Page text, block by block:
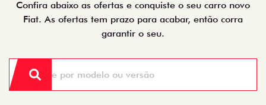
Confira abaixo as ofertas e conquiste o seu carro novo
Fiat. As ofertas tem prazo para acabar, então corra
garantir o seu.